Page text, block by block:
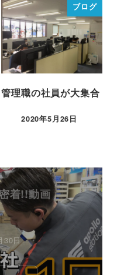
ブログ
管理職の社員が大集合
2020年5月26日
着!!動画
30日